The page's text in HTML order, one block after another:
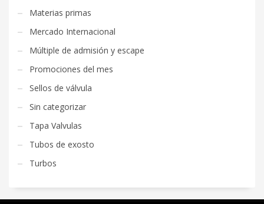
Materias primas
Mercado Internacional
Múltiple de admisión y escape
Promociones del mes
Sellos de válvula
Sin categorizar
Tapa Valvulas
Tubos de exosto
Turbos